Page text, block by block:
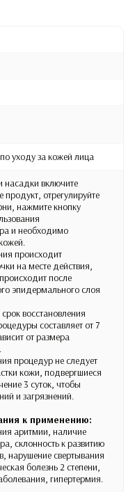
уходу за кожей лица
насадки включите
продукт, отрегулируйте
нажмите кнопку
и необходимо
происходит
на месте действия,
после
эпидермального слоя
восстановления
составляет от 7
от размера
процедур не следует
кожи, подвергшиеся
3 суток, чтобы
и загрязнений.
к применению:
аритмии, наличие
склонность к развитию
нарушение свертывания
болезнь 2 степени,
гипертермия.